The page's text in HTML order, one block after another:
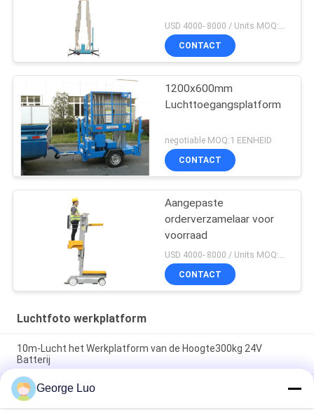
USD 4000- 8000 / Units MOQ:1 EENHEID
CONTACT
1200x600mm
Luchttoegangsplatform
negotiable MOQ:1 EENHEID
CONTACT
Aangepaste
orderverzamelaar voor
voorraad
CONTACT
Luchtfoto werkplatform
10m-Lucht het Werkplatform van de Hoogte300kg 24V
Batterij
12 m-van de de Mastmens van de Aluminiumlegering de
Dubbele van het de lift Luchtwerk lift van het het Platform
luchtplatform
George Luo